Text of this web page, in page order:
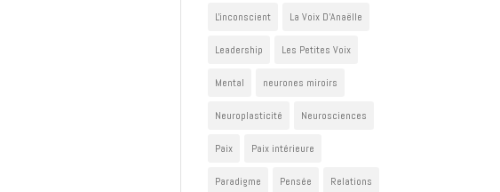
L'inconscient La Voix D'Anaëlle
Leadership Les Petites Voix
Mental neurones miroirs
Neuroplasticité Neurosciences
Paix Paix intérieure
Paradigme Pensée Relations